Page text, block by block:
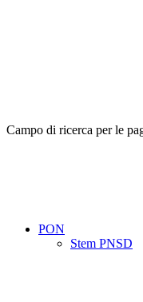
Campo di ricerca per le
PON
Stem PNSD